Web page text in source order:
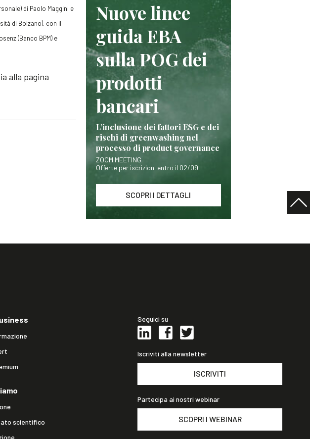
di Paolo Maggini e
di Bolzano), con il
(Banco BPM) e
alla pagina
Nuove linee
guida EBA
sulla POG dei
prodotti
bancari
L’inclusione dei fattori ESG e dei
rischi di greenwashing nel
processo di product governance
ZOOM MEETING
Offerte per iscrizioni entro il 02/09
SCOPRI I DETTAGLI
scientifico
Seguici su
Iscriviti alla newsletter
ISCRIVITI
Partecipa ai nostri webinar
SCOPRI I WEBINAR